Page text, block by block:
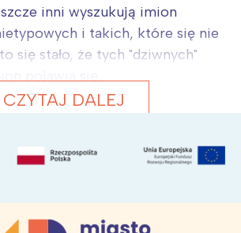
inni wyszukują imion
i takich, które się nie
się stało, że tych "dziwnych"
CZYTAJ DALEJ